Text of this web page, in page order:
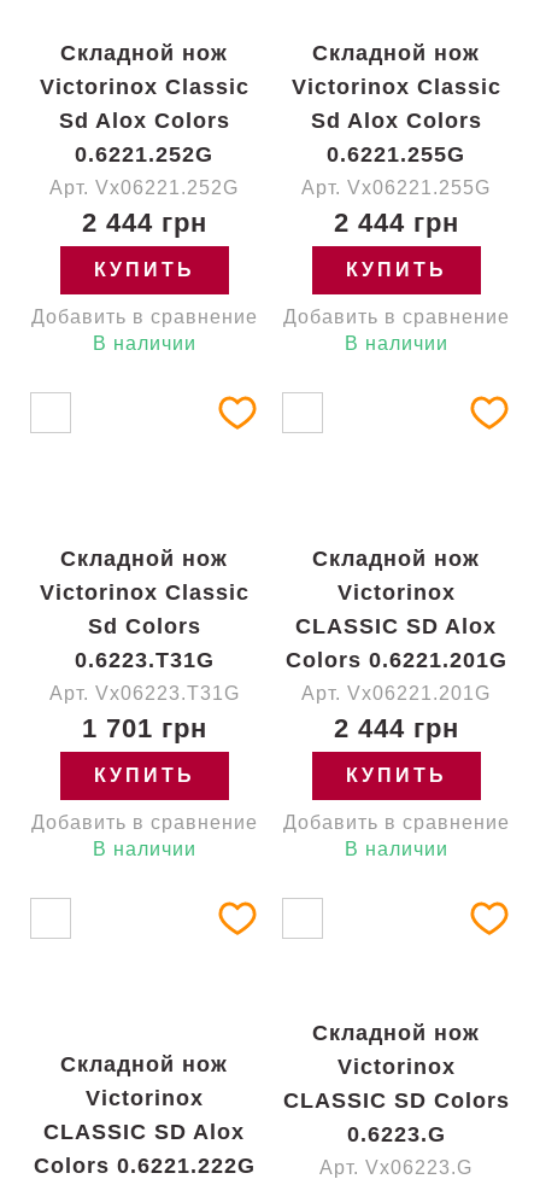
Складной нож
Victorinox Classic
Sd Alox Colors
0.6221.252G
Арт. Vx06221.252G
2 444 грн
КУПИТЬ
Добавить в сравнение
В наличии
Складной нож
Victorinox Classic
Sd Alox Colors
0.6221.255G
Арт. Vx06221.255G
2 444 грн
КУПИТЬ
Добавить в сравнение
В наличии
Складной нож
Victorinox Classic
Sd Colors
0.6223.T31G
Арт. Vx06223.T31G
1 701 грн
КУПИТЬ
Добавить в сравнение
В наличии
Складной нож
Victorinox
CLASSIC SD Alox
Colors 0.6221.201G
Арт. Vx06221.201G
2 444 грн
КУПИТЬ
Добавить в сравнение
В наличии
Складной нож
Victorinox
CLASSIC SD Alox
Colors 0.6221.222G
Складной нож
Victorinox
CLASSIC SD Colors
0.6223.G
Арт. Vx06223.G